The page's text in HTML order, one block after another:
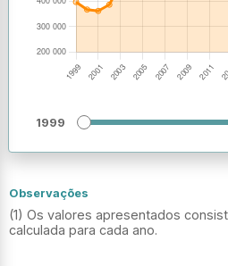
1999
Observações
(1) Os valores apresentados
calculada para cada ano.